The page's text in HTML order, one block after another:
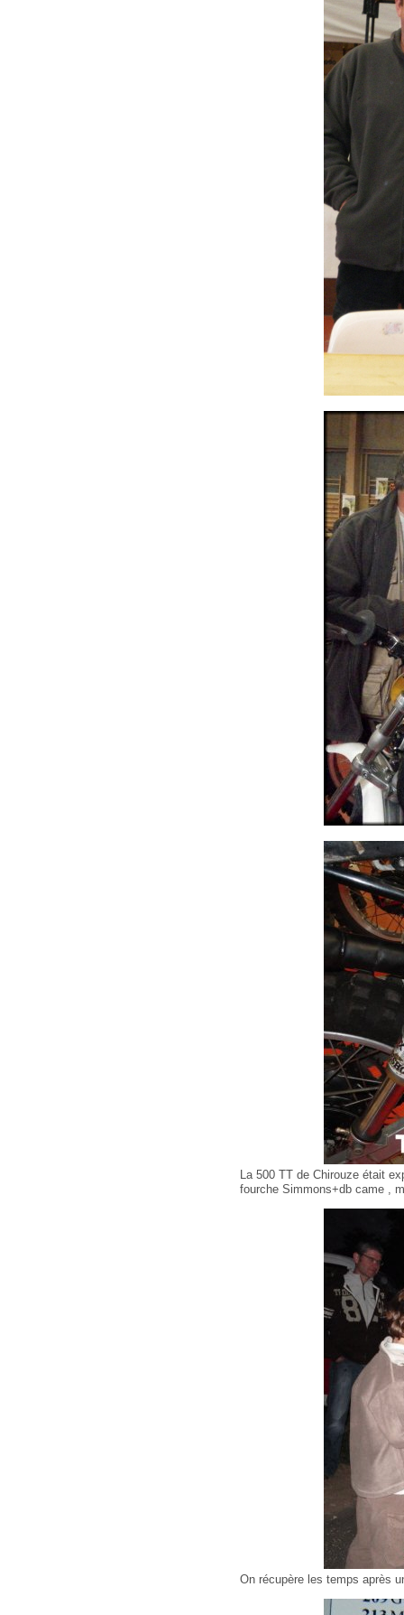
La 500 TT de Chirouze était
fourche Simmons+db came ,
On récupère les temps après